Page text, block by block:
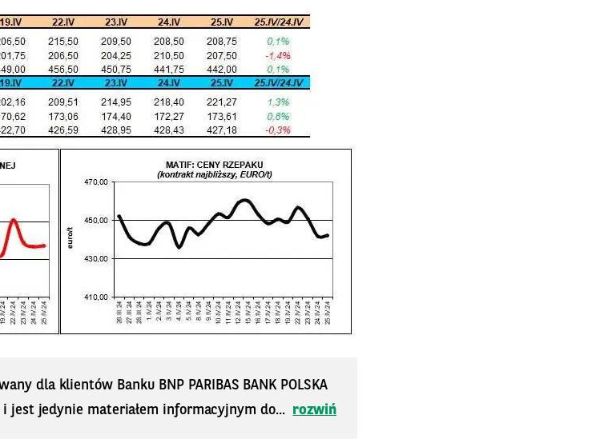
dla klientów Banku BNP PARIBAS BANK POLSKA
i jest jedynie materiałem informacyjnym do... rozwiń